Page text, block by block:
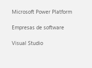
Microsoft Power Platform
Empresas de software
Visual Studio